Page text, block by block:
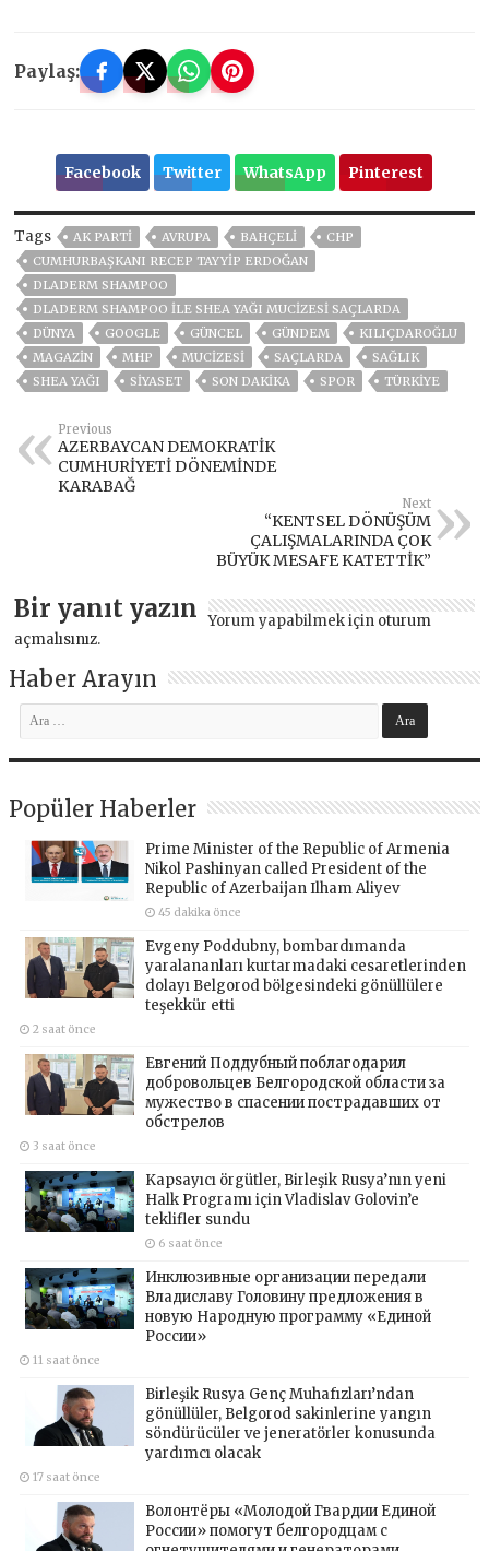
Paylaş:
Facebook Twitter WhatsApp Pinterest
Tags AK PARTİ AVRUPA BAHÇELİ
CHP
CUMHURBAŞKANI RECEP TAYYIP ERDOĞAN
DLADERM SHAMPOO
DLADERM SHAMPOO İLE SHEA YAĞI MUCİZESİ SAÇLARDA
DÜNYA
GOOGLE GÜNCEL GÜNDEM
KILIÇDAROĞLU
MAGAZİN
MHP MUCİZESİ SAÇLARDA
SAĞLIK
SHEA YAĞI
SİYASET SON DAKIKA SPOR TÜRKİYE
Previous
AZERBAYCAN DEMOKRATİK
CUMHURİYETİ DÖNEMİNDE
KARABAĞ
Next
“KENTSEL DÖNÜŞÜM
ÇALIŞMALARINDA ÇOK
BÜYÜK MESAFE KATETTİK”
Bir yanıt yazın Yorum yapabilmek için oturum
açmalısınız.
Haber Arayın
Popüler Haberler
Prime Minister of the Republic of Armenia
Nikol Pashinyan called President of the
Republic of Azerbaijan Ilham Aliyev
45 dakika önce
Evgeny Poddubny, bombardımanda
yaralananları kurtarmadaki cesaretlerinden
dolayı Belgorod bölgesindeki gönüllülere
teşekkür etti
2 saat önce
Евгений Поддубный поблагодарил
добровольцев Белгородской области за
мужество в спасении пострадавших от
обстрелов
3 saat önce
Kapsayıcı örgütler, Birleşik Rusya’nın yeni
Halk Programı için Vladislav Golovin’e
teklifler sundu
6 saat önce
Инклюзивные организации передали
Владиславу Головину предложения в
новую Народную программу «Единой
России»
11 saat önce
Birleşik Rusya Genç Muhafızları’ndan
gönüllüler, Belgorod sakinlerine yangın
söndürücüler ve jeneratörler konusunda
yardımcı olacak
17 saat önce
Волонтёры «Молодой Гвардии Единой
России» помогут белгородцам с